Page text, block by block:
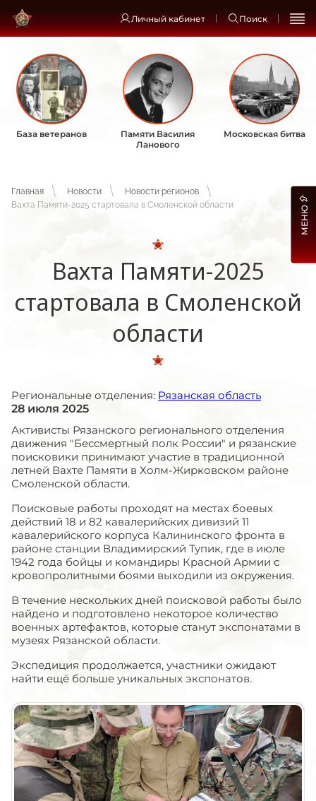
Личный кабинет Поиск
База ветеранов
Памяти Василия
Ланового
Московская битва
Главная Новости
Новости регионов
Вахта Памяти-2025 стартовала в Смоленской области
Вахта Памяти-2025
стартовала в Смоленской
области
Региональные отделения: Рязанская область
28 июля 2025
Активисты Рязанского регионального отделения
движения "Бессмертный полк России" и рязанские
поисковики принимают участие в традиционной
летней Вахте Памяти в Холм-Жирковском районе
Смоленской области.
Поисковые работы проходят на местах боевых
действий 18 и 82 кавалерийских дивизий 11
кавалерийского корпуса Калининского фронта в
районе станции Владимирский Тупик, где в июле
1942 года бойцы и командиры Красной Армии с
кровопролитными боями выходили из окружения.
В течение нескольких дней поисковой работы было
найдено и подготовлено некоторое количество
военных артефактов, которые станут экспонатами в
музеях Рязанской области.
Экспедиция продолжается, участники ожидают
найти ещё больше уникальных экспонатов.
МЕНЮ